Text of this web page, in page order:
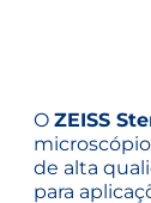
OZEISS
de alta
para